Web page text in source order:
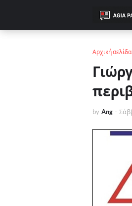
Αρχική σελίδα
by Ang -